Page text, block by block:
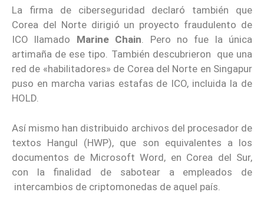
La firma de ciberseguridad declaró también que
Corea del Norte dirigió un proyecto fraudulento de
ICO llamado Marine Chain. Pero no fue la única
artimaña de ese tipo. También descubrieron que una
red de «habilitadores» de Corea del Norte en Singapur
puso en marcha varias estafas de ICO, incluida la de
HOLD.
Así mismo han distribuido archivos del procesador de
textos Hangul (HWP), que son equivalentes a los
documentos de Microsoft Word, en Corea del Sur,
con la finalidad de sabotear a empleados de
intercambios de criptomonedas de aquel país.